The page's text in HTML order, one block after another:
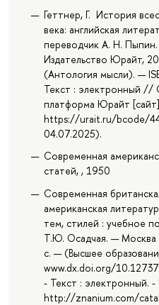
Геттнер, Г. История
века: английская
переводчик А. Н.
Издательство Юрайт,
(Антология мысли). —
Текст : электронный //
платформа Юрайт
https://urait.ru/bcode/
04.07.2025).
Современная
статей, , 1950
Современная
американская
тем, стилей : учебное
Т.Ю. Осадчая. —
с. — (Высшее
www.dx.doi.org/
- Текст : электронный. -
http://znanium.com/